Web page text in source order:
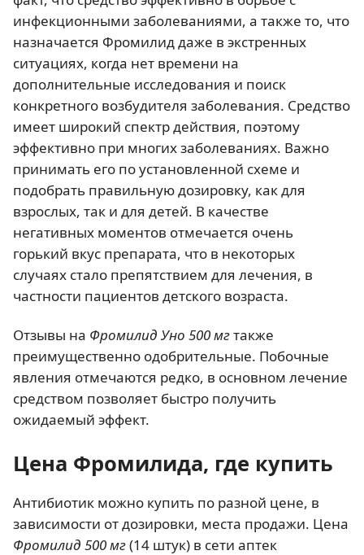
инфекционными заболеваниями, а также то, что
назначается Фромилид даже в экстренных
ситуациях, когда нет времени на
дополнительные исследования и поиск
конкретного возбудителя заболевания. Средство
имеет широкий спектр действия, поэтому
эффективно при многих заболеваниях. Важно
принимать его по установленной схеме и
подобрать правильную дозировку, как для
взрослых, так и для детей. В качестве
негативных моментов отмечается очень
горький вкус препарата, что в некоторых
случаях стало препятствием для лечения, в
частности пациентов детского возраста.
Отзывы на Фромилид Уно 500 мгтакже
преимущественно одобрительные. Побочные
явления отмечаются редко, в основном лечение
средством позволяет быстро получить
ожидаемый эффект.
Цена Фромилида, где купить
Антибиотик можно купить по разной цене, в
зависимости от дозировки, места продажи. Цена
Фромилид 500 мг(14 штук) в сети аптек